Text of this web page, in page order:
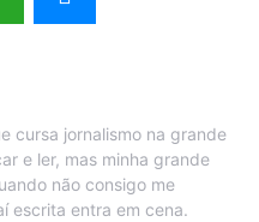
cursa jornalismo na grande
e ler, mas minha grande
não consigo me
escrita entra em cena.